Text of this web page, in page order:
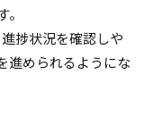
捗状況を確認しや
進められるようにな